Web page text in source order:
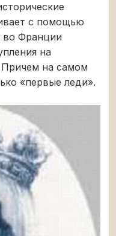
с помощью
во Франции
на
на самом
«первые леди».